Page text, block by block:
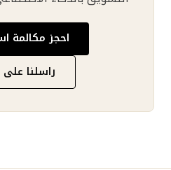
احجز مكالمة
راسلنا